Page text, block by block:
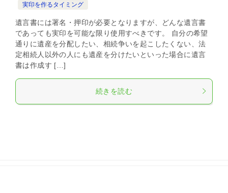
実印を作るタイミング
遺言書には署名・押印が必要となりますが、どんな遺言書
であっても実印を可能な限り使用すべきです。 自分の希望
通りに遺産を分配したい、相続争いを起こしたくない、法
定相続人以外の人にも遺産を分けたいといった場合に遺言
書は作成す […]
続きを読む